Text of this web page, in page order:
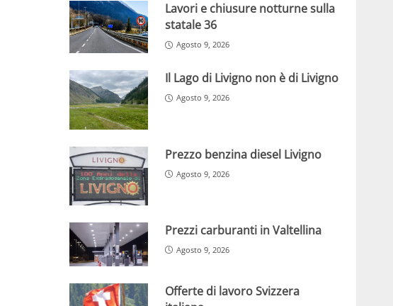
Lavori e chiusure notturne sulla
statale 36
Agosto 9, 2026
Il Lago di Livigno non è di Livigno
Agosto 9, 2026
Prezzo benzina diesel Livigno
Agosto 9, 2026
Prezzi carburanti in Valtellina
Agosto 9, 2026
Offerte di lavoro Svizzera